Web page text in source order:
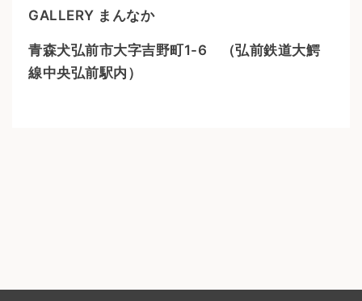
GALLERY まんなか
青森犬弘前市大字吉野町1-6 （弘前鉄道大鰐
線中央弘前駅内）